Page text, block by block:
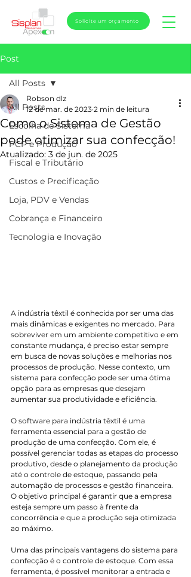
Solicite um orçamento
Post
All Posts
Escolha de Sistema
PCP e Produção
Fiscal e Tributário
Custos e Precificação
Loja, PDV e Vendas
Cobrança e Financeiro
Tecnologia e Inovação
All Posts
Como o Sistema de Gestão
pode otimizar sua confecção!
Robson dlz
12 de mar. de 2023 2 min de leitura
Atualizado: 3 de jun. de 2025
A indústria têxtil é conhecida por ser uma das
mais dinâmicas e exigentes no mercado. Para
sobreviver em um ambiente competitivo e em
constante mudança, é preciso estar sempre
em busca de novas soluções e melhorias nos
processos de produção. Nesse contexto, um
sistema para confecção pode ser uma ótima
opção para as empresas que desejam
aumentar sua produtividade e eficiência.
O software para indústria têxtil é uma
ferramenta essencial para a gestão de
produção de uma confecção. Com ele, é
possível gerenciar todas as etapas do processo
produtivo, desde o planejamento da produção
até o controle de estoque, passando pela
automação de processos e gestão financeira.
O objetivo principal é garantir que a empresa
esteja sempre um passo à frente da
concorrência e que a produção seja otimizada
ao máximo.
Uma das principais vantagens do sistema para
confecção é o controle de estoque. Com essa
ferramenta, é possível monitorar a entrada e